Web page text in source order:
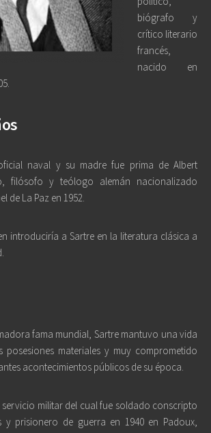
biógrafo y
crítico literario
francés,
nacido en
naval y su madre fue prima de Albert
filósofo y teólogo alemán nacionalizado
de La Paz en 1952.
introduciría a Sartre en la literatura clásica a
fama mundial, Sartre mantuvo una vida
posesiones materiales y muy comprometido
acontecimientos públicos de su época.
militar del cual fue soldado conscripto
y prisionero de guerra en 1940 en Padoux,